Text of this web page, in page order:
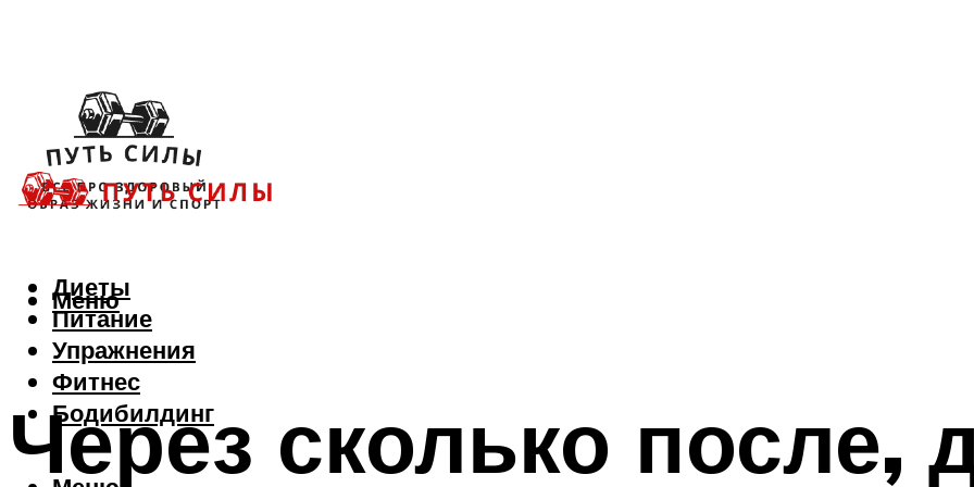
Диеты
Питание
Упражнения
Фитнес
Бодибилдинг
Меню
Через сколько после,